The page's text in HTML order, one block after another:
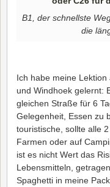
B1, der schnellste
die
Ich habe meine
und Windhoek gelernt:
gleichen Straße für 6
Gelegenheit, Essen zu
touristische, sollte alle
Farmen oder auf
ist es nicht Wert das
Lebensmitteln,
Spaghetti in meine